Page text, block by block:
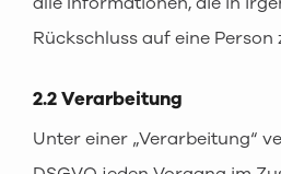
Rückschluss auf eine Person
2.2 Verarbeitung
Unter einer „Verarbeitung“